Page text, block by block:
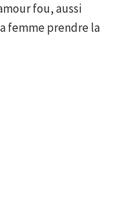
fou, aussi
femme prendre la